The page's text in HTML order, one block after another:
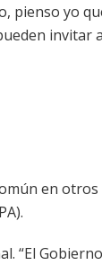
pienso yo
invitar
en
“El